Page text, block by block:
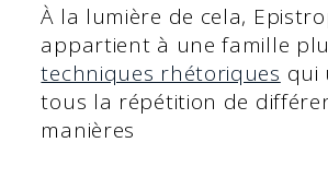
À la lumière de cela,
appartient à une famille
techniques rhétoriques qui
tous la répétition de
manières